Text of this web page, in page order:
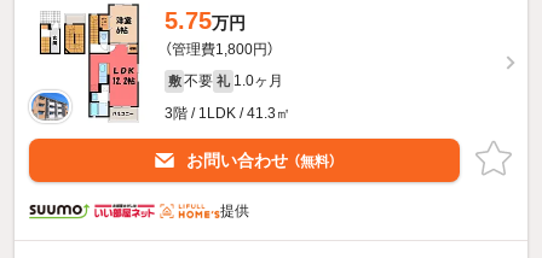
5.75万円
（管理費1,800円）
敷 不要 礼 1.0ヶ月
3階 / 1LDK / 41.3㎡
お問い合わせ （無料）
提供